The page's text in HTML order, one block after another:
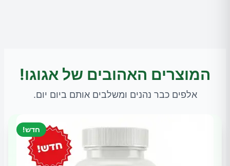
המוצרים האהובים של אגוגו!
אלפים כבר נהנים ומשלבים אותם ביום יום.
חדש!